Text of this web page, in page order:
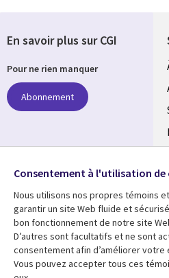
Ressources
En savoir plus sur CGI
Pour ne rien manquer
Abonnement
Suivez-nous
Social
Media
Global
FR
Consentement à l'utilisation de
Nous utilisons nos propres témoins
garantir un site Web fluide et
bon fonctionnement de notre site
D’autres sont facultatifs et ne sont
consentement afin d’améliorer votre
Vous pouvez accepter tous ces